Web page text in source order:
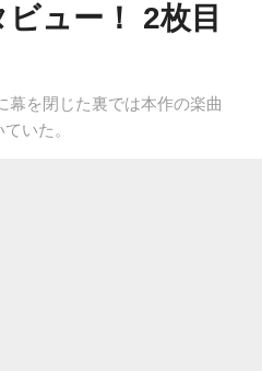
ュー！ 2枚目
幕を閉じた裏では本作の楽曲
いた。